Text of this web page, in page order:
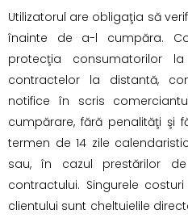
Utilizatorul are obligaţia să
înainte de a-l cumpăra.
protecţia consumatorilor
contractelor la distantă,
notifice în scris
cumpărare, fără penalităţi şi
termen de 14 zile
sau, în cazul prestărilor
contractului. Singurele
clientului sunt cheltuielile